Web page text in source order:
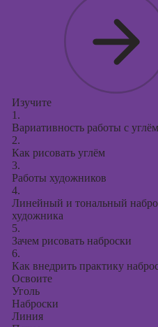
Изучите
1.
Вариативность работы с углём
2.
Как рисовать углём
3.
Работы художников
4.
Линейный и тональный
художника
5.
Зачем рисовать наброски
6.
Как внедрить практику
Освоите
Уголь
Наброски
Линия